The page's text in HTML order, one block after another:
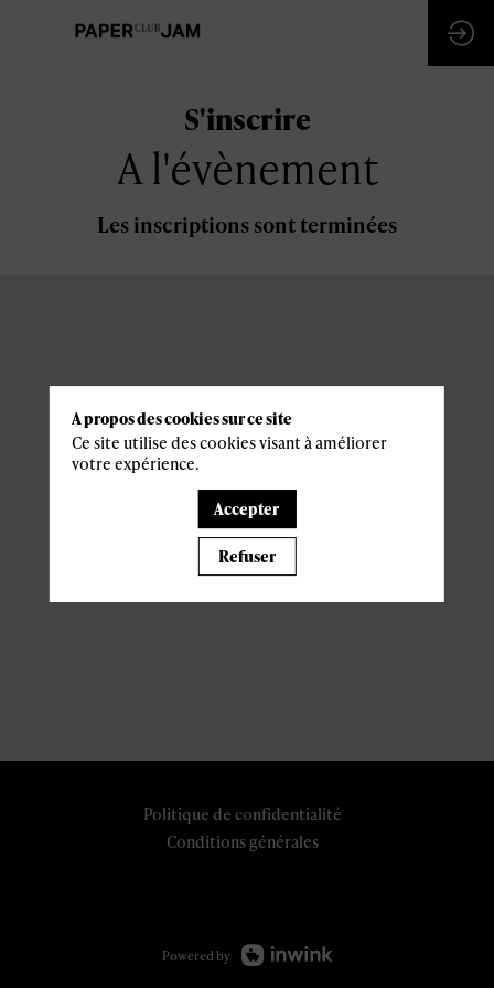
S'inscrire
A l'évènement
Les inscriptions sont terminées
Politique de confidentialité
Conditions générales
Powered by
A propos des cookies sur ce site
Ce site utilise des cookies visant à améliorer
votre expérience.
Accepter
Refuser